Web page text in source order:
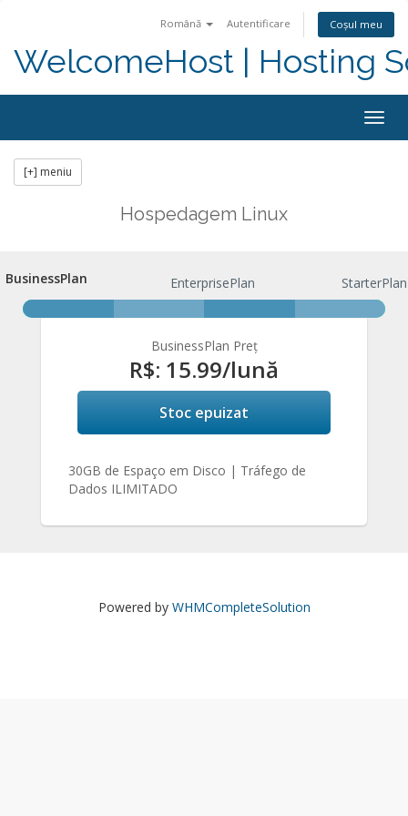
Română Autentificare Coșul meu
WelcomeHost | Hosting
[+] meniu
Hospedagem Linux
BusinessPlan
BusinessPlan EnterprisePlan StarterPlan
BusinessPlan Preț
R$: 15.99/lună
Stoc epuizat
30GB de Espaço em Disco | Tráfego de
Dados ILIMITADO
Powered by WHMCompleteSolution